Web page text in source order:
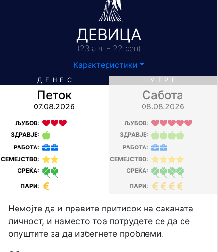
ДЕВИЦА
(23 авг – 22 сеп)
Карактеристики
ДЕНЕС
Петок
07.08.2026
ЉУБОВ:
ЗДРАВЈЕ:
РАБОТА:
СЕМЕЈСТВО:
СРЕЌА:
ПАРИ:
УТРЕ
Сабота
08.08.2026
ЉУБОВ:
ЗДРАВЈЕ:
РАБОТА:
СЕМЕЈСТВО:
СРЕЌА:
ПАРИ:
Немојте да и правите притисок на саканата
личност, и наместо тоа потрудете се да се
опуштите за да избегнете проблеми.